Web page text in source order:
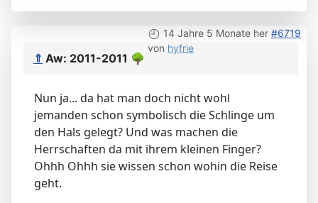
14 Jahre 5 Monate her #6719
von hyfrie
⇑ Aw: 2011-2011 🌳
Nun ja... da hat man doch nicht wohl
jemanden schon symbolisch die Schlinge um
den Hals gelegt? Und was machen die
Herrschaften da mit ihrem kleinen Finger?
Ohhh Ohhh sie wissen schon wohin die Reise
geht.